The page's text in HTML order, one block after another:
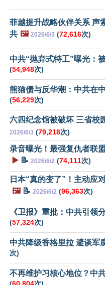
菲越提升战略伙伴关系 声
共 🖼️ 2026/6/3 (72,616次)
中共“抛弃式特工”曝光：
(54,948次)
熊猫债与反华潮：中共在
(56,229次)
六四纪念馆被破坏 三省校
2026/6/3 (79,218次)
录音曝光！最强复仇者联
▶️ 📝 2026/6/2 (74,111次)
日本“真的变了”！主动应
🖼️📝 2026/6/2 (96,363次)
《卫报》重批：中共引领
(57,324次)
中共降级香格里拉 避谈军
次)
不再维护习核心地位？中